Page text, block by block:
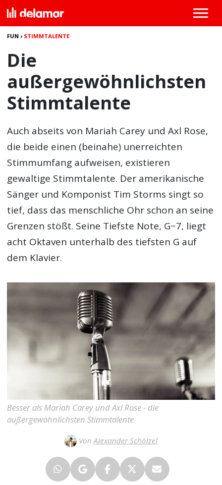
FUN › STIMMTALENTE
Die
außergewöhnlichsten
Stimmtalente
Auch abseits von Mariah Carey und Axl Rose,
die beide einen (beinahe) unerreichten
Stimmumfang aufweisen, existieren
gewaltige Stimmtalente. Der amerikanische
Sänger und Komponist Tim Storms singt so
tief, dass das menschliche Ohr schon an seine
Grenzen stößt. Seine Tiefste Note, G−7, liegt
acht Oktaven unterhalb des tiefsten G auf
dem Klavier.
Besser als Mariah Carey und Axl Rose - die
außergewöhnlichsten Stimmtalente
VonAlexander Schölzel